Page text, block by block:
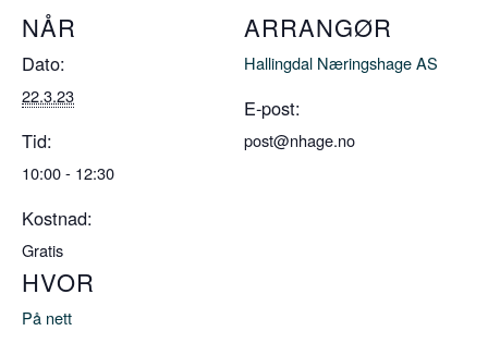
NÅR
Dato:
22.3.23
Tid:
10:00 - 12:30
Kostnad:
Gratis
HVOR
På nett
ARRANGØR
Hallingdal Næringshage AS
E-post:
post@nhage.no